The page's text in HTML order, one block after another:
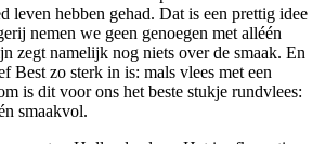
leven hebben gehad. Dat is een prettig idee
nemen we geen genoegen met alléén
zegt namelijk nog niets over de smaak. En
Best zo sterk in is: mals vlees met een
is dit voor ons het beste stukje rundvlees:
smaakvol.